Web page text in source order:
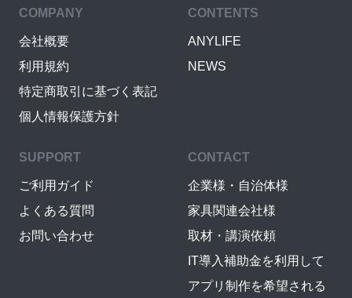
COMPANY
会社概要
利用規約
特定商取引に基づく表記
個人情報保護方針
CONTENTS
ANYLIFE
NEWS
SUPPORT
ご利用ガイド
よくある質問
お問い合わせ
CONTACT
企業様・自治体様
家具関連会社様
取材・講演依頼
IT導入補助金を利用して
アプリ制作を希望される